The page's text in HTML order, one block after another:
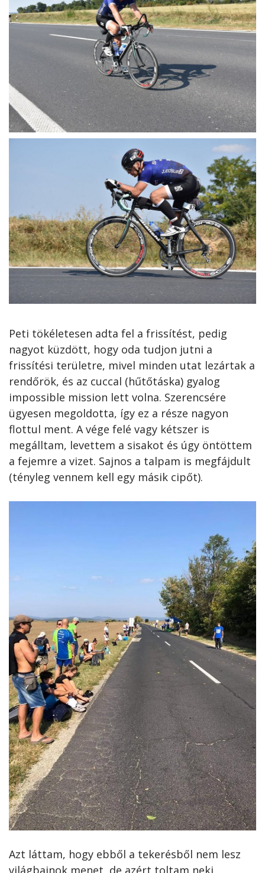
Peti tökéletesen adta fel a frissítést, pedig
nagyot küzdött, hogy oda tudjon jutni a
frissítési területre, mivel minden utat lezártak a
rendőrök, és az cuccal (hűtőtáska) gyalog
impossible mission lett volna. Szerencsére
ügyesen megoldotta, így ez a része nagyon
flottul ment. A vége felé vagy kétszer is
megálltam, levettem a sisakot és úgy öntöttem
a fejemre a vizet. Sajnos a talpam is megfájdult
(tényleg vennem kell egy másik cipőt).
Azt láttam, hogy ebből a tekerésből nem lesz
világbajnok menet, de azért toltam neki,